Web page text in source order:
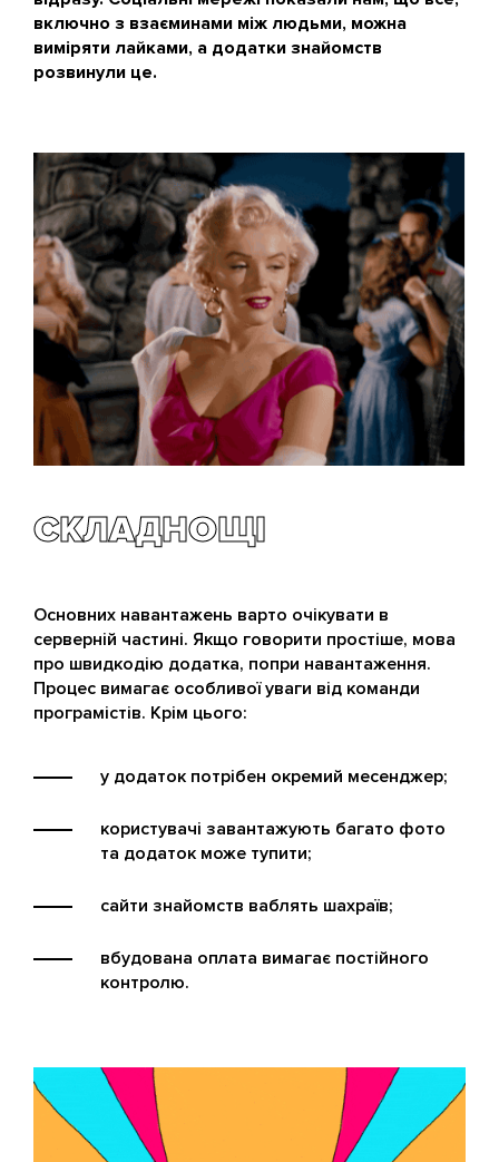
включно з взаєминами між людьми, можна
виміряти лайками, а додатки знайомств
розвинули це.
СКЛАДНОЩІ
Основних навантажень варто очікувати в
серверній частині. Якщо говорити простіше, мова
про швидкодію додатка, попри навантаження.
Процес вимагає особливої ​​уваги від команди
програмістів. Крім цього:
у додаток потрібен окремий месенджер;
користувачі завантажують багато фото
та додаток може тупити;
сайти знайомств ваблять шахраїв;
вбудована оплата вимагає постійного
контролю.